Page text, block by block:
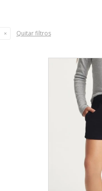
Quitar filtros